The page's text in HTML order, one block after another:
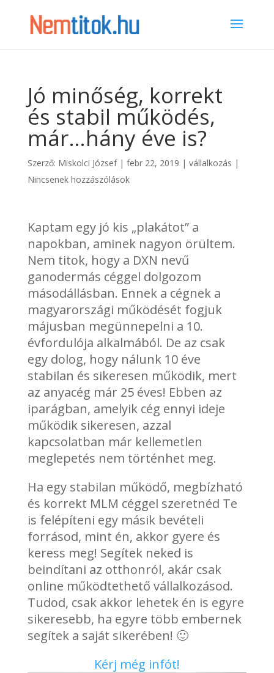
Jó minőség, korrekt
és stabil működés,
már…hány éve is?
Szerző: Miskolci József| febr 22, 2019 | vállalkozás |
Nincsenek hozzászólások
Kaptam egy jó kis „plakátot” a
napokban, aminek nagyon örültem.
Nem titok, hogy a DXN nevű
ganodermás céggel dolgozom
másodállásban. Ennek a cégnek a
magyarországi működését fogjuk
májusban megünnepelni a 10.
évfordulója alkalmából. De az csak
egy dolog, hogy nálunk 10 éve
stabilan és sikeresen működik, mert
az anyacég már 25 éves! Ebben az
iparágban, amelyik cég ennyi ideje
működik sikeresen, azzal
kapcsolatban már kellemetlen
meglepetés nem történhet meg.
Ha egy stabilan működő, megbízható
és korrekt MLM céggel szeretnéd Te
is felépíteni egy másik bevételi
forrásod, mint én, akkor gyere és
keress meg! Segítek neked is
beindítani az otthonról, akár csak
online működtethető vállalkozásod.
Tudod, csak akkor lehetek én is egyre
sikeresebb, ha egyre több embernek
segítek a saját sikerében! 🙂
Kérj még infót!